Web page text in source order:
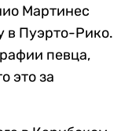
Мартинес
в Пуэрто-Рико.
певца,
это за